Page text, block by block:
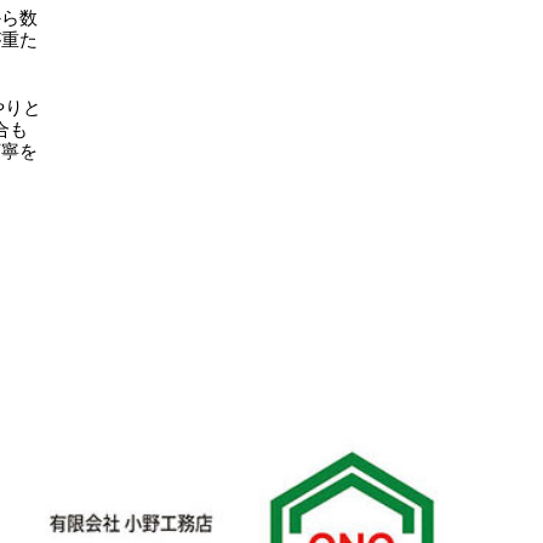
数
た
と
も
を